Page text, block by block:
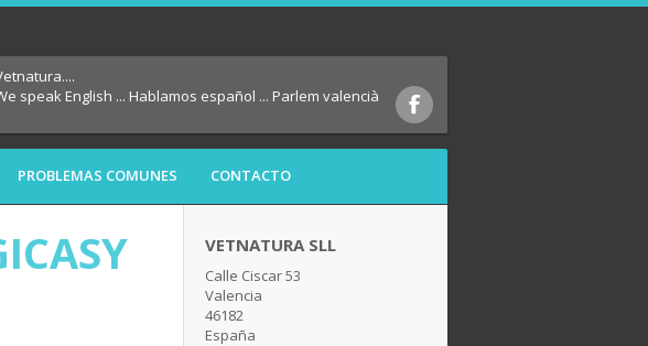
PROBLEMAS COMUNES CONTACTO
speak English ... Hablamos español ... Parlem valencià
VETNATURA SLL
Calle Ciscar 53
Valencia
46182
España